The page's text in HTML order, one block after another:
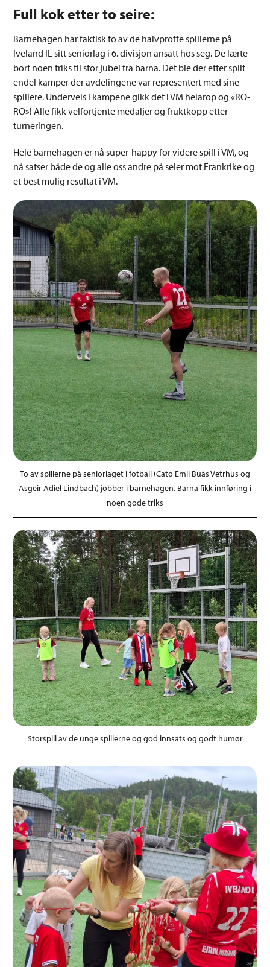
Full kok etter to seire:
Barnehagen har faktisk to av de halvproffe spillerne på
Iveland IL sitt seniorlag i 6. divisjon ansatt hos seg. De lærte
bort noen triks til stor jubel fra barna. Det ble der etter spilt
endel kamper der avdelingene var representert med sine
spillere. Underveis i kampene gikk det i VM heiarop og «RO-
RO»! Alle fikk velfortjente medaljer og fruktkopp etter
turneringen.
Hele barnehagen er nå super-happy for videre spill i VM, og
nå satser både de og alle oss andre på seier mot Frankrike og
et best mulig resultat i VM.
To av spillerne på seniorlaget i fotball (Cato Emil Buås Vetrhus og
Asgeir Adiel Lindbach) jobber i barnehagen. Barna fikk innføring i
noen gode triks
Storspill av de unge spillerne og god innsats og godt humør